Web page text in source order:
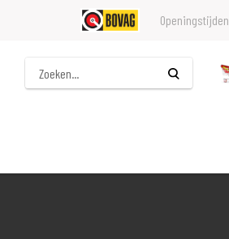
Openingstijden
Zoeken